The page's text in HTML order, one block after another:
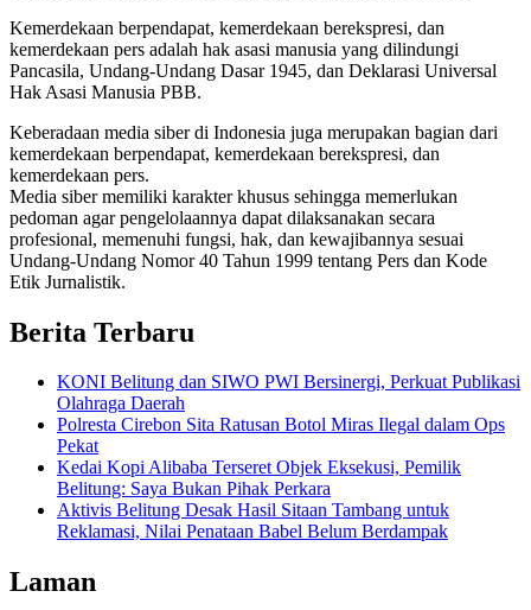
Kemerdekaan berpendapat, kemerdekaan berekspresi, dan
kemerdekaan pers adalah hak asasi manusia yang dilindungi
Pancasila, Undang-Undang Dasar 1945, dan Deklarasi Universal
Hak Asasi Manusia PBB.
Keberadaan media siber di Indonesia juga merupakan bagian dari
kemerdekaan berpendapat, kemerdekaan berekspresi, dan
kemerdekaan pers.
Media siber memiliki karakter khusus sehingga memerlukan
pedoman agar pengelolaannya dapat dilaksanakan secara
profesional, memenuhi fungsi, hak, dan kewajibannya sesuai
Undang-Undang Nomor 40 Tahun 1999 tentang Pers dan Kode
Etik Jurnalistik.
Berita Terbaru
KONI Belitung dan SIWO PWI Bersinergi, Perkuat Publikasi
Olahraga Daerah
Polresta Cirebon Sita Ratusan Botol Miras Ilegal dalam Ops
Pekat
Kedai Kopi Alibaba Terseret Objek Eksekusi, Pemilik
Belitung: Saya Bukan Pihak Perkara
Aktivis Belitung Desak Hasil Sitaan Tambang untuk
Reklamasi, Nilai Penataan Babel Belum Berdampak
Laman